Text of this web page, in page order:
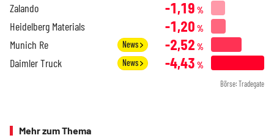
Zalando -1,19 %
Heidelberg Materials -1,20 %
Munich Re News -2,52 %
Daimler Truck News -4,43 %
Börse: Tradegate
Mehr zum Thema